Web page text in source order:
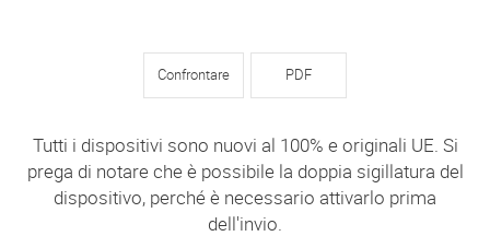
Confrontare PDF
Tutti i dispositivi sono nuovi al 100% e originali UE. Si
prega di notare che è possibile la doppia sigillatura del
dispositivo, perché è necessario attivarlo prima
dell'invio.